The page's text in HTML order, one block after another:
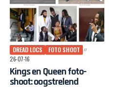
DREAD LOCS
FOTO SHOOT
26-07-16
Kings en Queen foto-
shoot: oogstrelend